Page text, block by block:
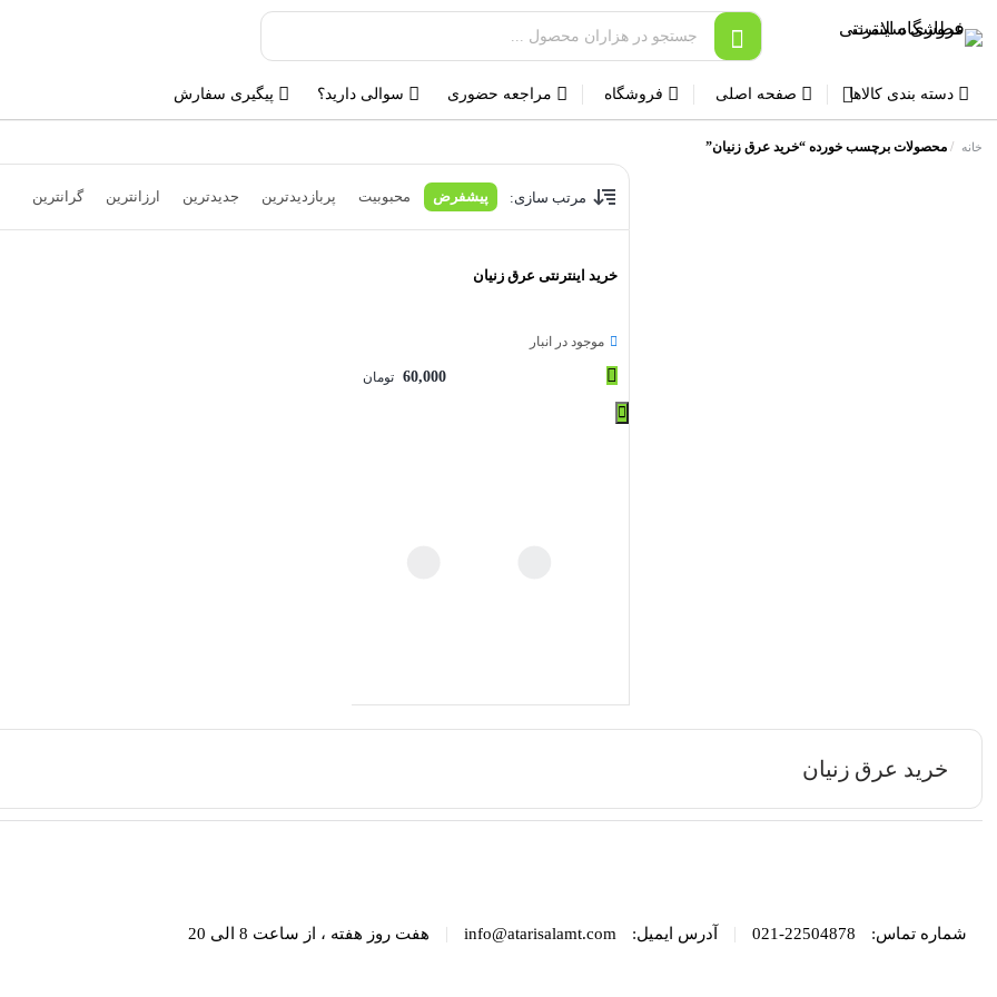
دسته بندی کالاها صفحه اصلی فروشگاه مراجعه حضوری سوالی دارید؟ پیگیری سفارش
خانه /محصولات برچسب خورده “خرید عرق زنیان”
مرتب سازی: پیشفرض محبوبیت پربازدیدترین جدیدترین ارزانترین گرانترین
خرید اینترنتی عرق زنیان
موجود در انبار
60,000 تومان
خرید عرق زنیان
شماره تماس: 22504878-021
| آدرس ایمیل: info@atarisalamt.com
| هفت روز هفته ، از ساعت 8 الی 20